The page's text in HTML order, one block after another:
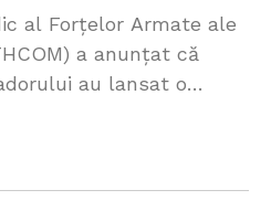
al Forțelor Armate ale
a anunțat că
au lansat o
de droguri, pe